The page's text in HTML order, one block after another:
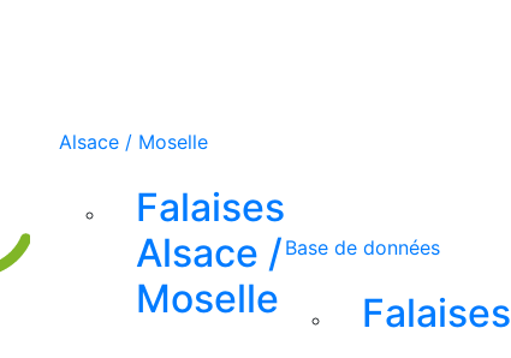
Alsace / Moselle
Falaises
Alsace /
Moselle
Base de données
Falaises